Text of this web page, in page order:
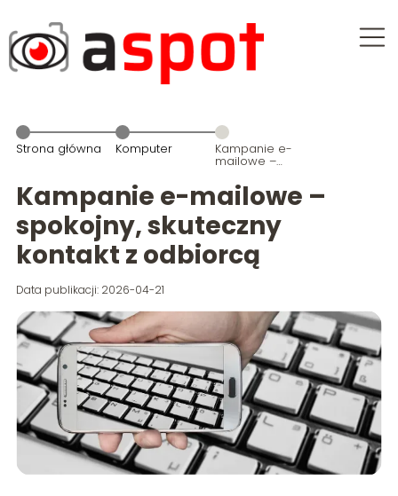
Strona główna Komputer Kampanie e-
mailowe –
skuteczny
kontakt z
odbiorcą
Kampanie e-mailowe –
spokojny, skuteczny
kontakt z odbiorcą
Data publikacji: 2026-04-21